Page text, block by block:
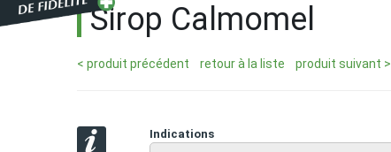
Sirop Calmomel
< produit précédent retour à la liste produit suivant >
Indications